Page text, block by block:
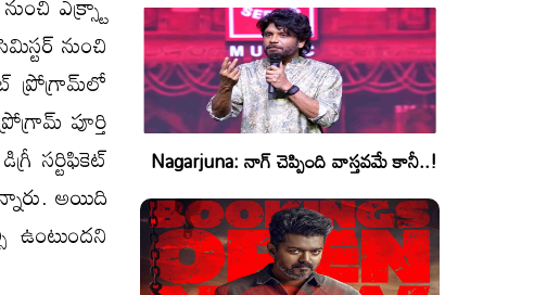
నుంచి
ప్రోగ్రామ్​లో
పూర్తి
సర్టిఫికెట్
అయిది
Nagarjuna: నాగ్ చెప్పింది వాస్తవమే కానీ..!